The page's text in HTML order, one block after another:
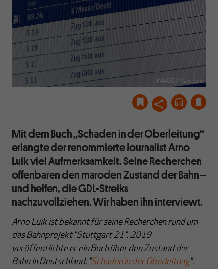
IMAGO / Marc John
Mit dem Buch „Schaden in der Oberleitung“
erlangte der renommierte Journalist Arno
Luik viel Aufmerksamkeit. Seine Recherchen
offenbaren den maroden Zustand der Bahn ‒
und helfen, die GDL-Streiks
nachzuvollziehen. Wir haben ihn interviewt.
Arno Luik ist bekannt für seine Recherchen rund um
das Bahnprojekt "Stuttgart 21". 2019
veröffentlichte er ein Buch über den Zustand der
Bahn in Deutschland: "Schaden in der Oberleitung".